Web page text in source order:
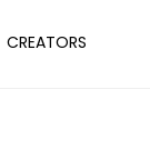
CREATORS